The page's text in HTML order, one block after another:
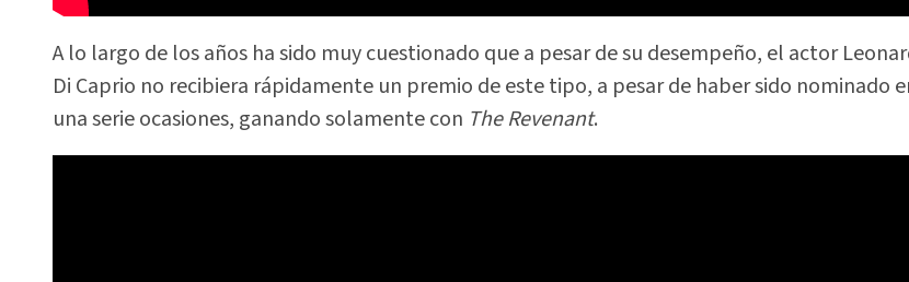
A lo largo de los años ha sido muy cuestionado que a pesar de su desempeño, el actor
Di Caprio no recibiera rápidamente un premio de este tipo, a pesar de haber sido nominado
una serie ocasiones, ganando solamente con The Revenant.